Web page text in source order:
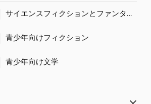
サイエンスフィクションとファンタジー
青少年向けフィクション
青少年向け文学